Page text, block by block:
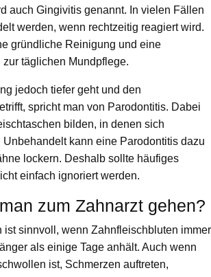
auch Gingivitis genannt. In vielen Fällen
werden, wenn rechtzeitig reagiert wird.
gründliche Reinigung und eine
täglichen Mundpflege.
jedoch tiefer geht und den
spricht man von Parodontitis. Dabei
bilden, in denen sich
Unbehandelt kann eine Parodontitis dazu
lockern. Deshalb sollte häufiges
einfach ignoriert werden.
zum Zahnarzt gehen?
ist sinnvoll, wenn Zahnfleischbluten immer
als einige Tage anhält. Auch wenn
ist, Schmerzen auftreten,